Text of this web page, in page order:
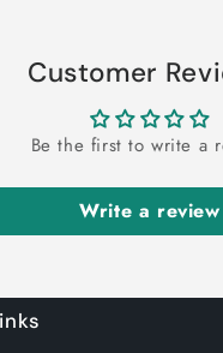
Customer
Be the first to write a
Write a review